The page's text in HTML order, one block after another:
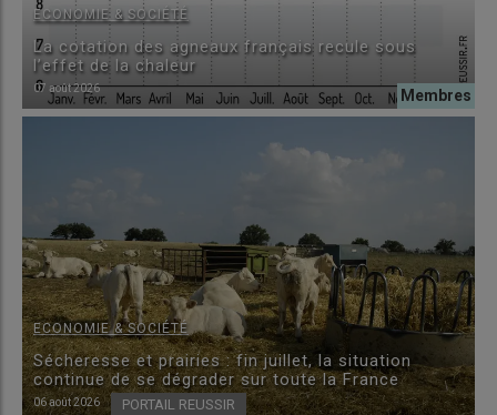
ECONOMIE & SOCIÉTÉ
La cotation des agneaux français recule sous
l’effet de la chaleur
07 août 2026
ECONOMIE & SOCIÉTÉ
Sécheresse et prairies : fin juillet, la situation
continue de se dégrader sur toute la France
06 août 2026 PORTAIL REUSSIR